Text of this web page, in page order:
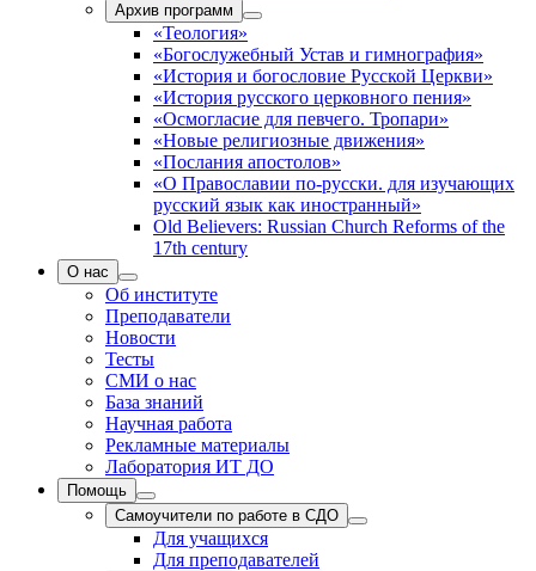
Архив программ
«Теология»
«Богослужебный Устав и гимнография»
«История и богословие Русской Церкви»
«История русского церковного пения»
«Осмогласие для певчего. Тропари»
«Новые религиозные движения»
«Послания апостолов»
«О Православии по-русски. для изучающих
русский язык как иностранный»
Old Believers: Russian Church Reforms of the
17th century
О нас
Об институте
Преподаватели
Новости
Тесты
СМИ о нас
База знаний
Научная работа
Рекламные материалы
Лаборатория ИТ ДО
Помощь
Самоучители по работе в СДО
Для учащихся
Для преподавателей